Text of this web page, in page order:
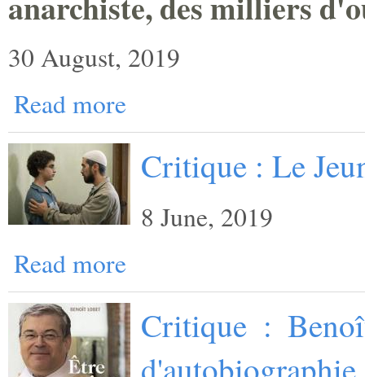
30 August, 2019
Read more
Critique : Le
8 June, 2019
Read more
Critique :